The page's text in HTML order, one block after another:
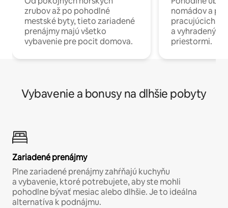
zrubov až po pohodlné
mestské byty, tieto zariadené
prenájmy majú všetko
vybavenie pre pocit domova.
nomádov a
pracujúcich
a
priestormi.
Vybavenie a bonusy na dlhšie pobyty
Zariadené prenájmy
Plne zariadené prenájmy zahŕňajú kuchyňu
a vybavenie, ktoré potrebujete, aby ste mohli
pohodlne bývať mesiac alebo dlhšie. Je to ideálna
alternatíva k podnájmu.